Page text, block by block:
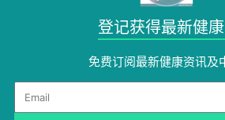
登记获得最新健
免费订阅最新健康资讯及
Email